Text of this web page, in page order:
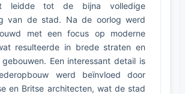
leidde tot de bijna volledige
van de stad. Na de oorlog werd
met een focus op moderne
resulteerde in brede straten en
Een interessant detail is
werd beïnvloed door
en Britse architecten, wat de stad